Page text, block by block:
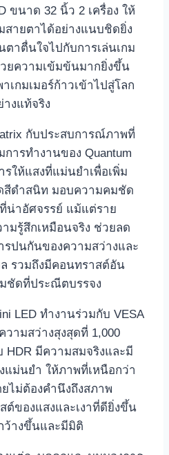
ขนาด 32 นิ้ว 2 เครื่อง ให้
ายตาได้อย่างแนบชิดยิ่ง
าตื่นใจไปกับการเล่นเกม
ยความเข้มข้นมากยิ่งขึ้น
เกมเมอร์ก้าวเข้าไปสู่โลก
งแท้จริง
กับประสบการณ์ภาพที่
ารทำงานของ Quantum
ให้แสงที่แม่นยำเพื่อเพิ่ม
สีดำสนิท มอบความคมชัด
น่าอัศจรรย์ แม้แต่ราย
มรู้สึกเหมือนจริง ช่วยลด
รปนกันของความสว่างและ
รวมถึงมีคอนทราสต์อัน
ชัดที่ประณีตบรรจง
LED ทำงานร่วมกับ VESA
วามสว่างสุงสุดที่ 1,000
HDR มีความสมจริงและมี
แม่นยำ ให้ภาพที่เหนือกว่า
ไม่ต้องคำนึงถึงสภาพ
ของแสงและเงาที่ดียิ่งขึ้น
ว้างขึ้นและมีมิติ